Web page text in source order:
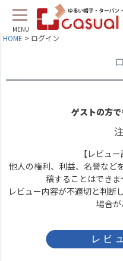
MENU
HOME ログイン
ゲストの方で
【レビュ
他人の権利、利益、名誉など
稿することはできま
レビュー内容が不適切と判断
場合が